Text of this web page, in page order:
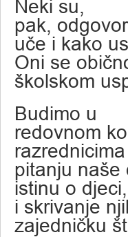
Neki su,
pak,
uče i kako
Oni se
školskom
Budimo u
redovnom
pitanju naše
istinu o
i skrivanje
zajedničku